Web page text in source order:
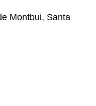
Montbui, Santa